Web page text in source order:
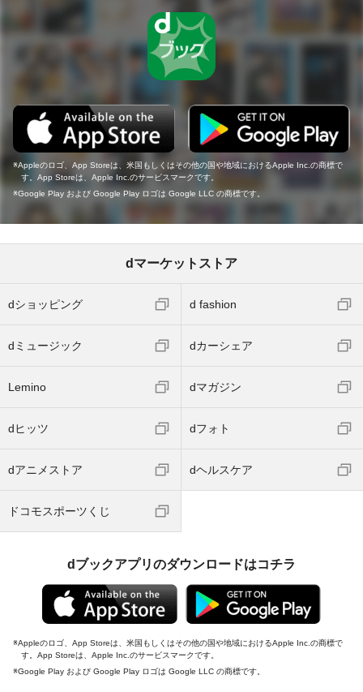
Appleのロゴ、App Storeは、米国もしくはその他の国や地域におけるApple Inc.の商標で
す。App Storeは、Apple Inc.のサービスマークです。
Google Play および Google Play ロゴは Google LLC の商標です。
dマーケットストア
dショッピング d fashion
dミュージック dカーシェア
Lemino dマガジン
dヒッツ dフォト
dアニメストア dヘルスケア
ドコモスポーツくじ
dブックアプリのダウンロードはコチラ
Appleのロゴ、App Storeは、米国もしくはその他の国や地域におけるApple Inc.の商標で
す。App Storeは、Apple Inc.のサービスマークです。
Google Play および Google Play ロゴは Google LLC の商標です。